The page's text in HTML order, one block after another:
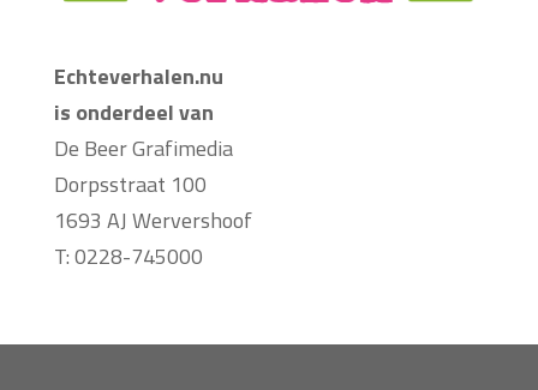
Echteverhalen.nu
is onderdeel van
De Beer Grafimedia
Dorpsstraat 100
1693 AJ Wervershoof
T: 0228-745000